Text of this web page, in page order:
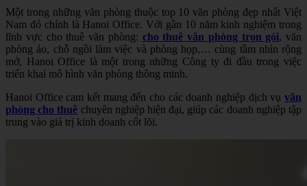
Một trong những văn phòng thuộc top 10 văn phòng đẹp nhất Việt
Nam đó chính là Hanoi Office. Với gần 10 năm kinh nghiệm trong
lĩnh vực cho thuê văn phòng: cho thuê văn phòng trọn gói, văn
phòng ảo, chỗ ngồi làm việc và phòng họp,… cùng tầm nhìn rộng
mở, Hanoi Office là một trong những Công ty đi đầu trong việc
triển khai mô hình văn phòng thông minh.
Hanoi Office cam kết mang đến cho các doanh nghiệp dịch vụ văn
phòng cho thuê chuyên nghiệp hiện đại, giúp các doanh nghiệp tập
trung vào giá trị kinh doanh cốt lõi.